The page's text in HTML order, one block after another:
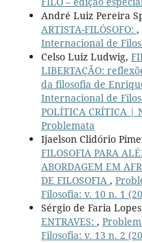
André Luiz Pereira
ARTISTA-FILÓSOFO: ,
Internacional de
Celso Luiz Ludwig,
LIBERTAÇÃO:
da filosofia de
Internacional de
POLÍTICA CRÍTICA |
Problemata
Ijaelson Clidório
FILOSOFIA PARA
ABORDAGEM EM
DE FILOSOFIA ,
Filosofia: v. 10 n. 1
Sérgio de Faria
ENTRAVES: ,
Filosofia: v. 13 n. 2